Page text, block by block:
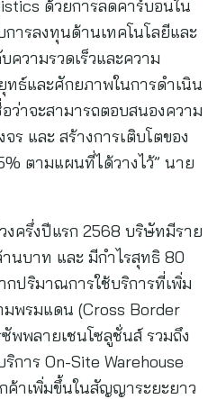
ด้วยการลดคาร์บอนใน
ารลงทุนด้านเทคโนโลยีและ
ความรวดเร็วและความ
ทธ์และศักยภาพในการดำเนิน
ว่าจะสามารถตอบสนองความ
ร และ สร้างการเติบโตของ
ตามแผนที่ได้วางไว้” นาย
ครึ่งปีแรก 2568 บริษัทมีราย
นบาท และ มีกำไรสุทธิ 80
ปริมาณการใช้บริการที่เพิ่ม
มพรมแดน (Cross Border
พพลายเชนโซลูชั่นส์ รวมถึง
การ On-Site Warehouse
ค้าเพิ่มขึ้นในสัญญาระยะยาว